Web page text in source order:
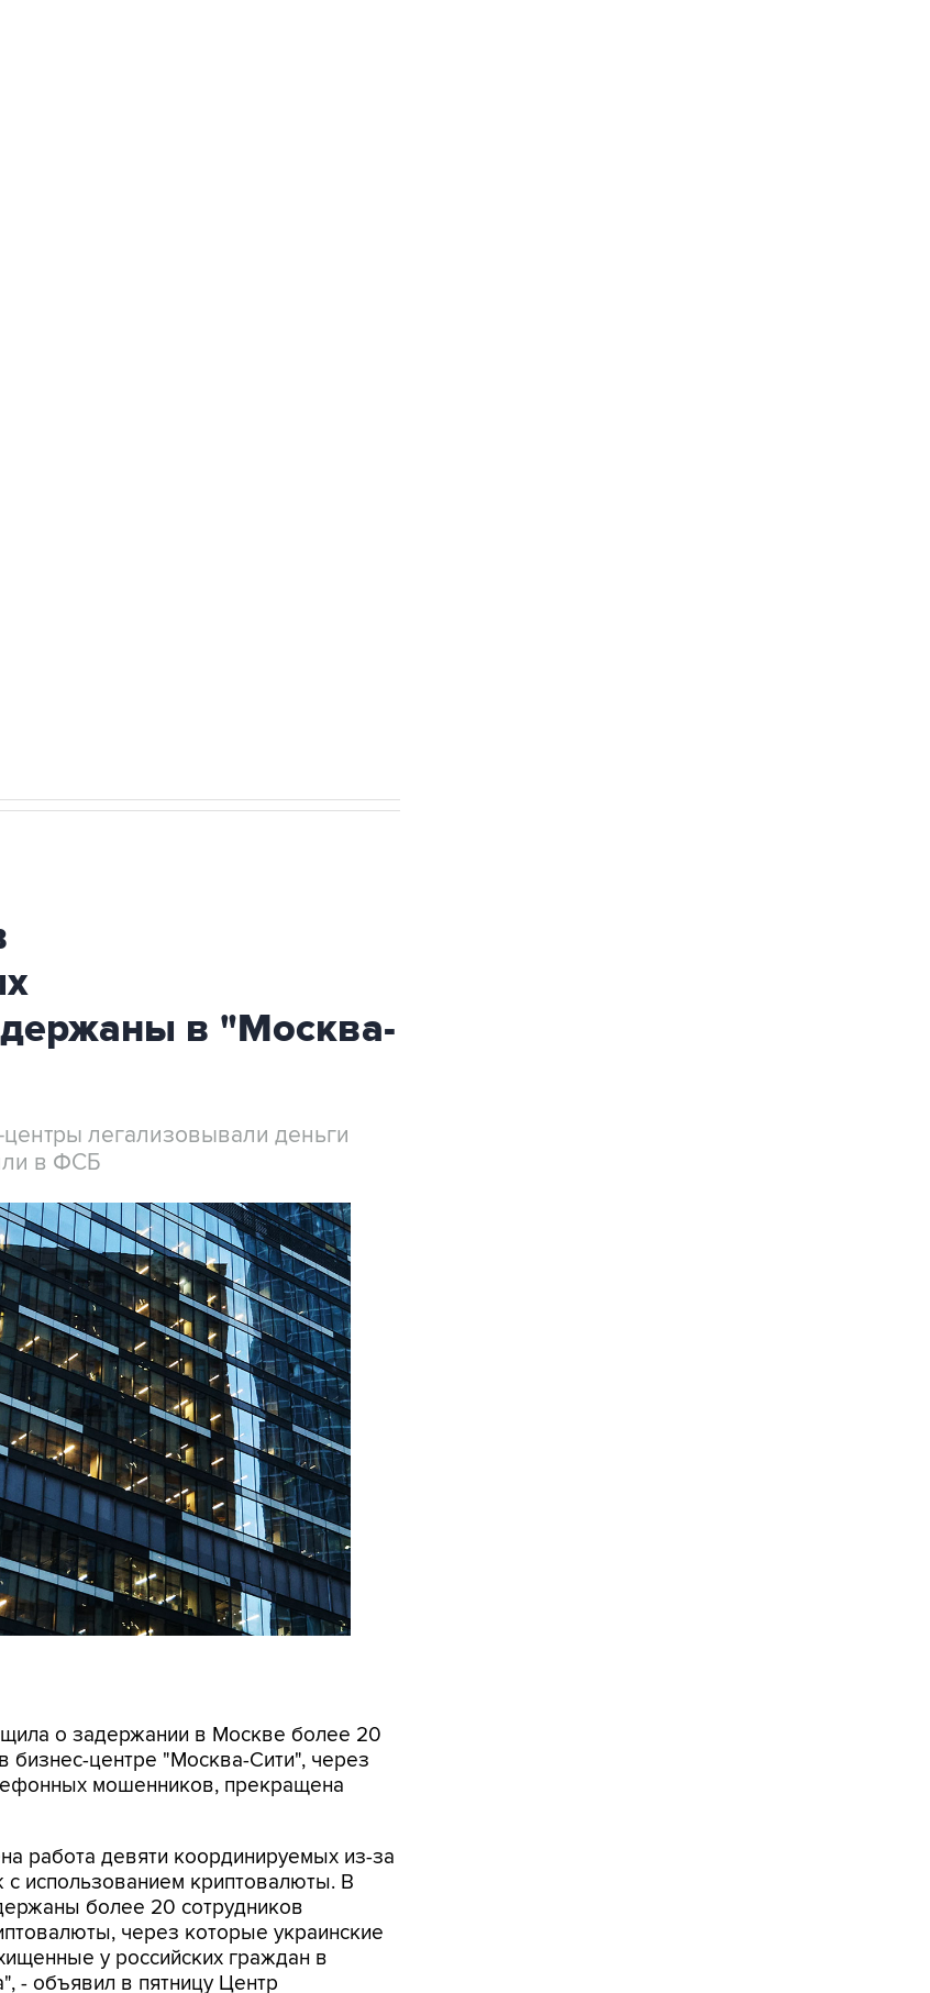
в "Москва-
легализовывали деньги
в ФСБ
о задержании в Москве более 20
бизнес-центре "Москва-Сити", через
мошенников, прекращена
работа девяти координируемых из-за
использованием криптовалюты. В
более 20 сотрудников
через которые украинские
у российских граждан в
- объявил в пятницу Центр